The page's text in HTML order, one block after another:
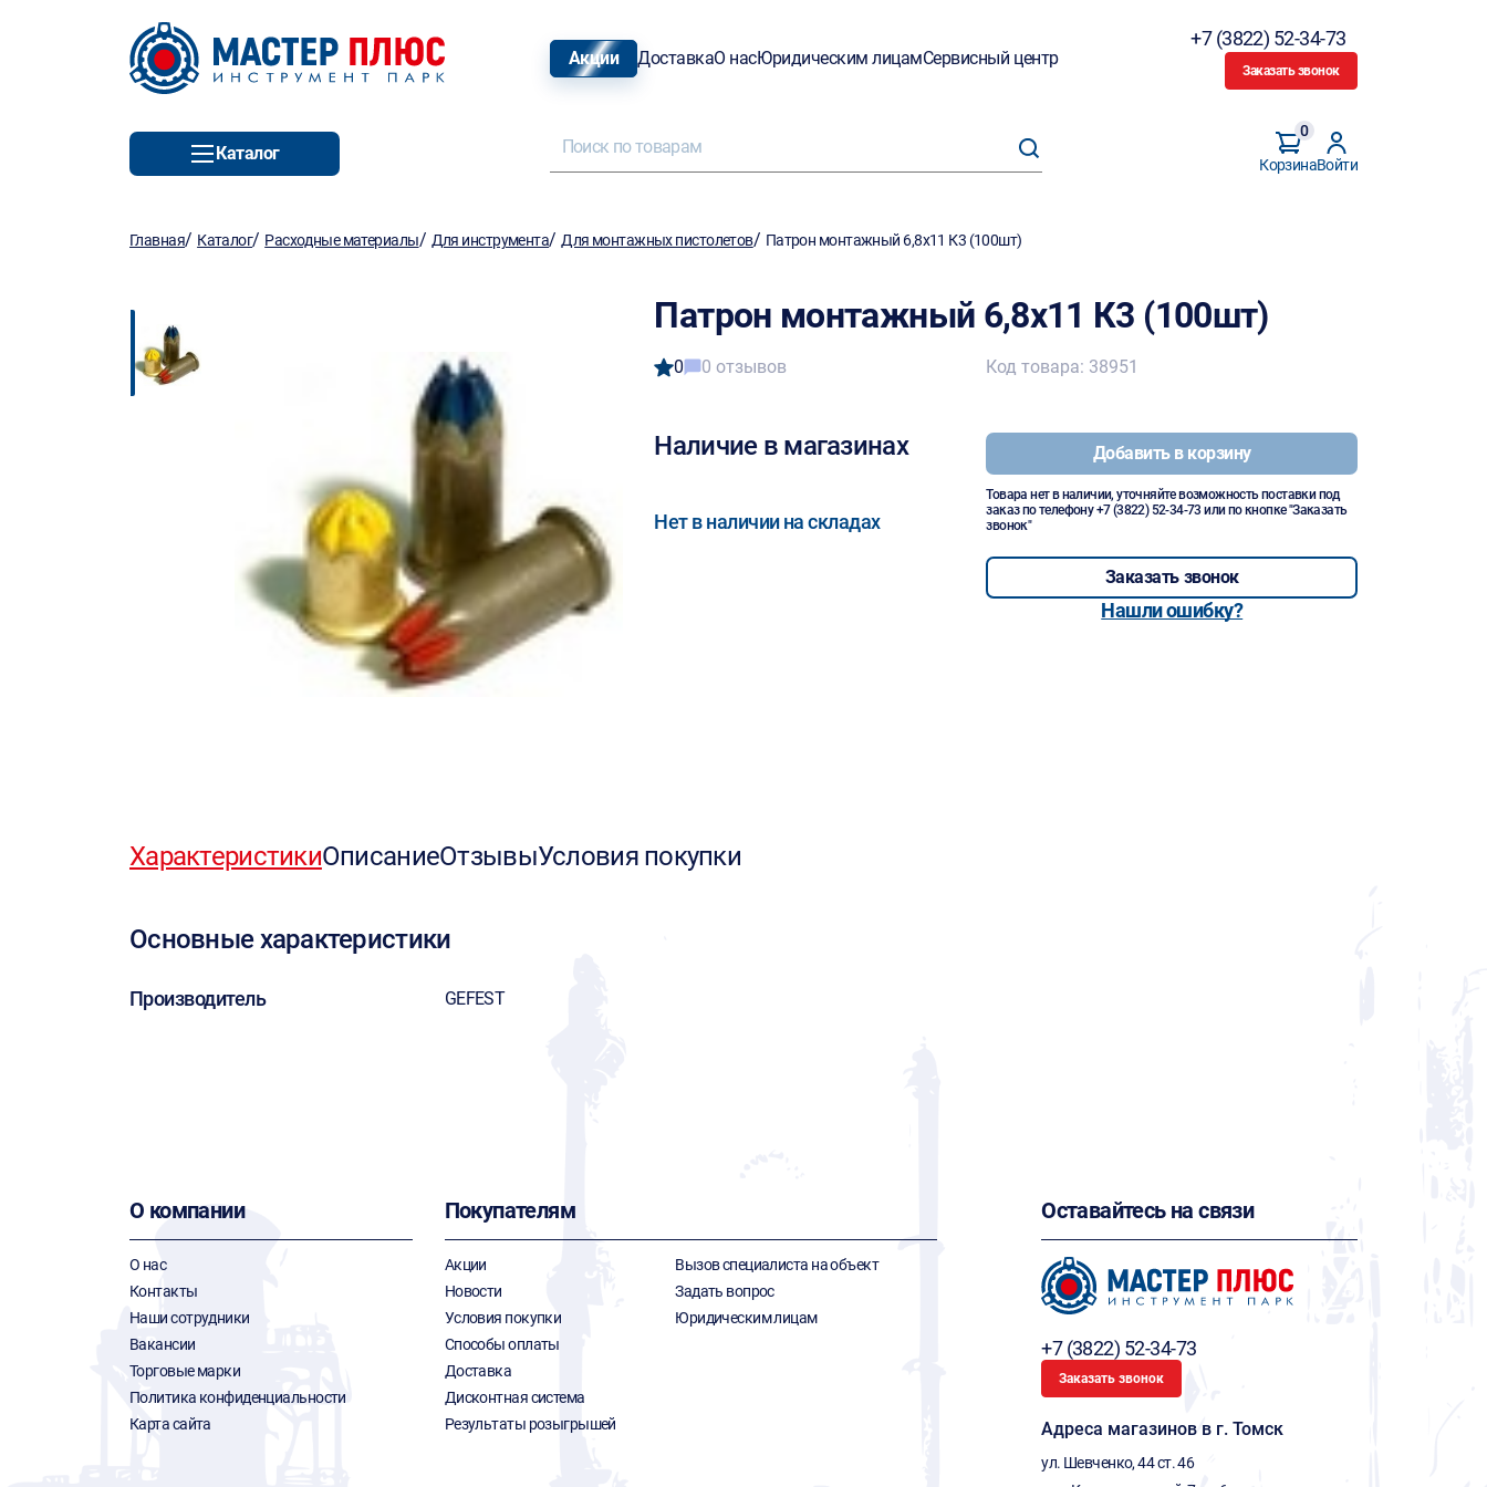
Акции ДоставкаО насЮридическим лицамСервисный центр
+7 (3822) 52-34-73
Заказать звонок
Каталог
Корзина
0
Войти
Главная/ Каталог/ Расходные материалы/ Для инструмента/Для монтажных пистолетов/ Патрон монтажный 6,8х11 К3 (100шт)
Патрон монтажный 6,8х11 К3 (100шт)
0 0 отзывов
Наличие в магазинах
Нет в наличии на складах
Код товара: 38951
Добавить в корзину
Товара нет в наличии, уточняйте возможность поставки под
заказ по телефону+7 (3822) 52-34-73 или по кнопке "Заказать
звонок"
Заказать звонок
Нашли ошибку?
ХарактеристикиОписаниеОтзывыУсловия покупки
Основные характеристики
Производитель GEFEST
О компании
О нас
Контакты
Наши сотрудники
Вакансии
Торговые марки
Политика конфиденциальности
Карта сайта
Покупателям
Акции
Новости
Условия покупки
Способы оплаты
Доставка
Дисконтная система
Результаты розыгрышей
Вызов специалиста на объект
Задать вопрос
Юридическим лицам
Оставайтесь на связи
+7 (3822) 52-34-73
Заказать звонок
Адреса магазинов в г. Томск
ул. Шевченко, 44 ст. 46